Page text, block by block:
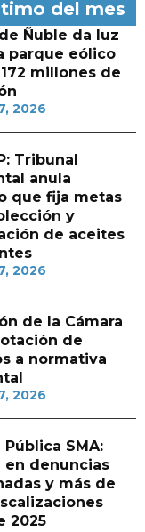
del mes
Ñuble da luz
parque eólico
millones de
2026
Tribunal
anula
que fija metas
y
de aceites
2026
de la Cámara
de
a normativa
2026
Pública SMA:
en denuncias
y más de
2025